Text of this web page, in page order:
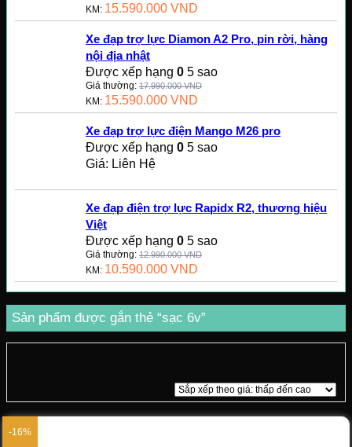
KM: 15.590.000 VND
Xe đạp trợ lực Diamon A2 Pro, pin rời, hàng
nội địa nhật
Được xếp hạng 0 5 sao
Giá thường: 17.990.000VND
KM: 15.590.000 VND
Xe đạp trợ lực điện Mango M26 pro
Được xếp hạng 0 5 sao
Giá: Liên Hệ
Xe đạp điện trợ lực Rapidx R2, thương hiệu
Việt
Được xếp hạng 0 5 sao
Giá thường: 12.990.000VND
KM: 10.590.000 VND
Sản phẩm được gắn thẻ “sạc 6v”
-16%